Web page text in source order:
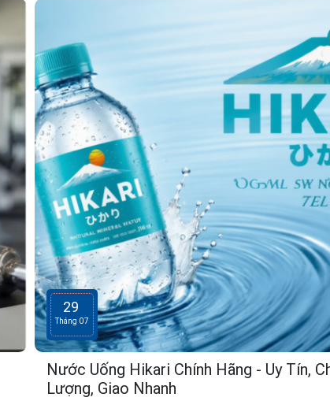
29
Tháng 07
Nước Uống Hikari Chính Hãng - Uy Tín,
Lượng, Giao Nhanh